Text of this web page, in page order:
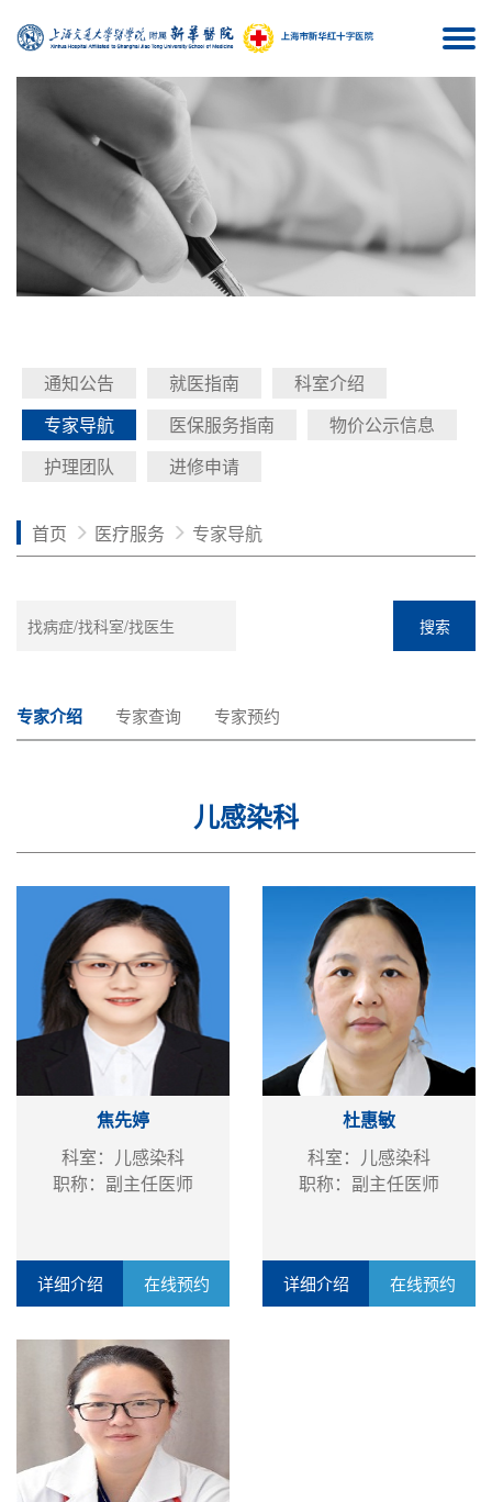
通知公告 就医指南
科室介绍
专家导航
医保服务指南
物价公示信息
护理团队
进修申请
首页 医疗服务 专家导航
搜索
专家介绍 专家查询 专家预约
儿感染科
焦先婷
科室：儿感染科
职称：副主任医师
详细介绍 在线预约
杜惠敏
科室：儿感染科
职称：副主任医师
详细介绍 在线预约